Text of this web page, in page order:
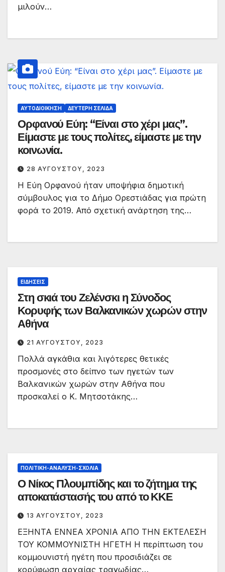
μιλούν…
ΑΥΤΟΔΙΟΊΚΗΣΗ ΔΕΎΤΕΡΗ ΣΕΛΊΔΑ
Ορφανού Εύη: “Είναι στο χέρι μας”.
Είμαστε με τους πολίτες, είμαστε με την
κοινωνία.
28 ΑΥΓΟΎΣΤΟΥ, 2023
Η Εύη Ορφανού ήταν υποψήφια δημοτική
σύμβουλος για το Δήμο Ορεστιάδας για πρώτη
φορά το 2019. Από σχετική ανάρτηση της…
ΕΙΔΉΣΕΙΣ
Στη σκιά του Ζελένσκι η Σύνοδος
Κορυφής των Βαλκανικών χωρών στην
Αθήνα
21 ΑΥΓΟΎΣΤΟΥ, 2023
Πολλά αγκάθια και λιγότερες θετικές
προσμονές στο δείπνο των ηγετών των
Βαλκανικών χωρών στην Αθήνα που
προσκαλεί ο Κ. Μητσοτάκης…
ΠΟΛΙΤΙΚΉ-ΑΝΆΛΥΣΗ-ΣΧΌΛΙΑ
Ο Νίκος Πλουμπίδης και το ζήτημα της
αποκατάστασής του από το ΚΚΕ
13 ΑΥΓΟΎΣΤΟΥ, 2023
ΕΞΗΝΤΑ ΕΝΝΕΑ ΧΡΟΝΙΑ ΑΠΟ ΤΗΝ ΕΚΤΕΛΕΣΗ
ΤΟΥ ΚΟΜΜΟΥΝΙΣΤΗ ΗΓΕΤΗ Η περίπτωση του
κομμουνιστή ηγέτη που προσιδιάζει σε
κορύφωση αρχαίας τραγωδίας…